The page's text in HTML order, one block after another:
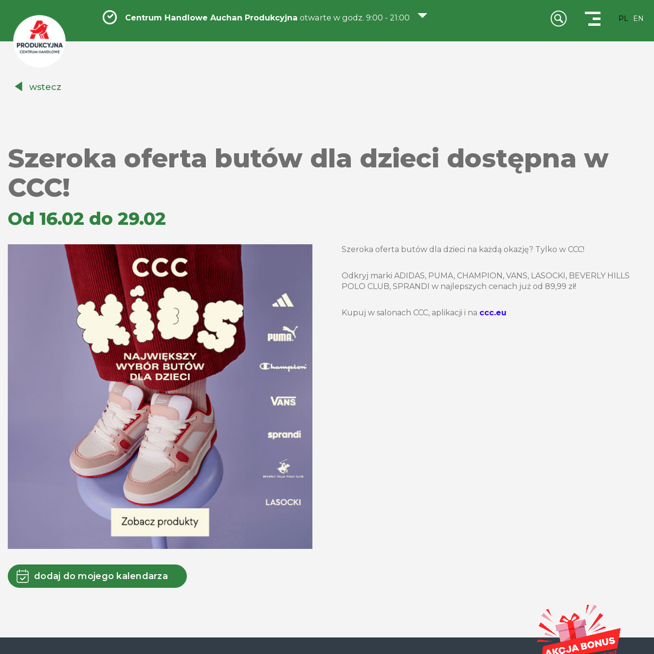
Handlowe
Centrum Handlowe Auchan Produkcyjna otwarte w godz. 9:00 - 21:00 PL EN
wstecz
Szeroka oferta butów dla dzieci dostępna w
CCC!
Od 16.02 do 29.02
dodaj do mojego kalendarza
Szeroka oferta butów dla dzieci na każdą okazję? Tylko w CCC!
Odkryj marki ADIDAS, PUMA, CHAMPION, VANS, LASOCKI, BEVERLY HILLS
POLO CLUB, SPRANDI w najlepszych cenach już od 89,99 zł!
Kupuj w salonach CCC, aplikacji i na ccc.eu